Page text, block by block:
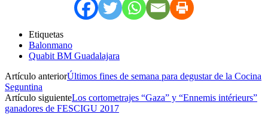
Etiquetas
Balonmano
Quabit BM Guadalajara
Artículo anteriorÚltimos fines de semana para degustar de la Cocina
Seguntina
Artículo siguienteLos cortometrajes “Gaza” y “Ennemis intérieurs”
ganadores de FESCIGU 2017